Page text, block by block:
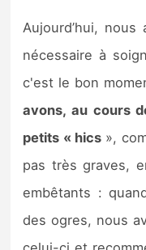
Aujourd’hui,
nécessaire à
c'est le bon
avons, au cours
petits « hics»,
pas très graves,
embêtants :
des ogres, nous